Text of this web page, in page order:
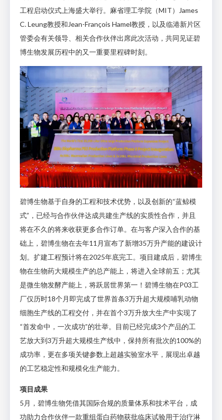
工程启动仪式上海盛大举行。麻省理工学院（MIT）James
C. Leung教授和Jean-François Hamel教授，以及临港新片区
管委会有关领导、相关合作伙伴出席此次活动，共同见证碧
博生物发展历程中的又一重要里程碑时刻。
碧博生物基于自身的工程和技术优势，以及创新的“蓝鲸模
式”，已经与合作伙伴达成共建生产线的实质性合作，并且
将在不久的将来收获更多合作订单。在与客户深入合作的基
础上，碧博生物在去年11月宣布了新增35万升产能的建设计
划。扩建工程预计将在2025年底完工。项目建成后，碧博生
物在生物药大规模生产的总产能上，将进入全球前五；尤其
是微生物发酵产能上，将跃居世界第一！碧博生物在P03工
厂仅历时18个月即完成了世界首条3万升超大规模哺乳动物
细胞生产线的工程交付，并在首个3万升放大生产中实现了
“首发命中，一次成功”的壮举。目前已经完成3个产品的工
艺放大到3万升超大规模生产线中，保持所有批次的100%的
成功率，更在多项关键参数上超越实验室水平，展现出卓越
的工艺稳定性和规模化生产能力。
项目成果
5月，碧博生物凭借其国际合规的质量体系和技术平台，成
功助力合作伙伴一款重组蛋白药物获批临床试验用于治疗淋